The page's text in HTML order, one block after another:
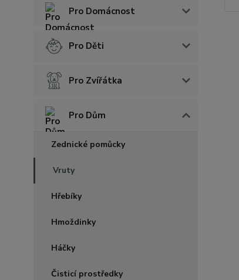
Pro Domácnost
Pro Děti
Pro Zvířátka
Pro Dům
Zednické pomůcky
Vruty
Hřebíky
Hmoždinky
Háčky
Čisticí prostředky